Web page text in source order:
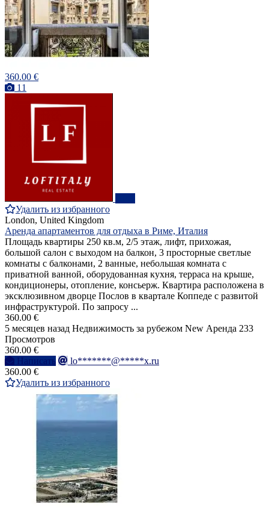
360.00 €
11
Удалить из избранного
London, United Kingdom
Аренда апартаментов для отдыха в Риме, Италия
Площадь квартиры 250 кв.м, 2/5 этаж, лифт, прихожая,
большой салон с выходом на балкон, 3 просторные светлые
комнаты с балконами, 2 ванные, небольшая комната с
приватной ванной, оборудованная кухня, терраса на крыше,
кондиционеры, отопление, консьерж. Квартира расположена в
эксклюзивном дворце Послов в квартале Коппеде с развитой
инфраструктурой. По запросу ...
360.00 €
5 месяцев назад Недвижимость за рубежом New Аренда 233
Просмотров
360.00 €
Написать
lo*******@*****x.ru
360.00 €
Удалить из избранного